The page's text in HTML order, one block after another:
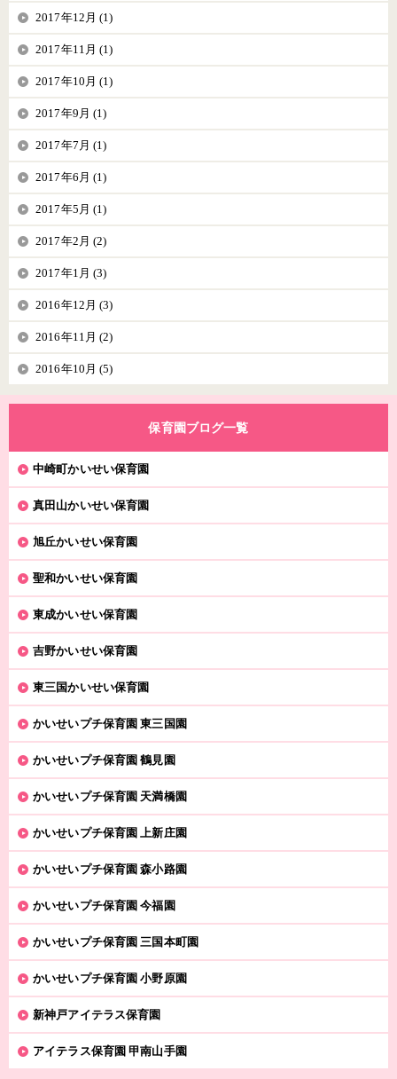
2017年12月 (1)
2017年11月 (1)
2017年10月 (1)
2017年9月 (1)
2017年7月 (1)
2017年6月 (1)
2017年5月 (1)
2017年2月 (2)
2017年1月 (3)
2016年12月 (3)
2016年11月 (2)
2016年10月 (5)
保育園ブログ一覧
中崎町かいせい保育園
真田山かいせい保育園
旭丘かいせい保育園
聖和かいせい保育園
東成かいせい保育園
吉野かいせい保育園
東三国かいせい保育園
かいせいプチ保育園 東三国園
かいせいプチ保育園 鶴見園
かいせいプチ保育園 天満橋園
かいせいプチ保育園 上新庄園
かいせいプチ保育園 森小路園
かいせいプチ保育園 今福園
かいせいプチ保育園 三国本町園
かいせいプチ保育園 小野原園
新神戸アイテラス保育園
アイテラス保育園 甲南山手園